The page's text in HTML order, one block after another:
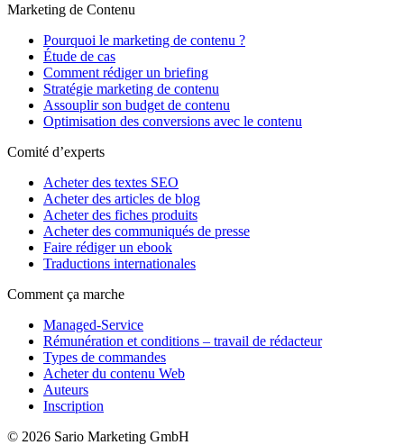
Marketing de Contenu
Pourquoi le marketing de contenu ?
Étude de cas
Comment rédiger un briefing
Stratégie marketing de contenu
Assouplir son budget de contenu
Optimisation des conversions avec le contenu
Comité d’experts
Acheter des textes SEO
Acheter des articles de blog
Acheter des fiches produits
Acheter des communiqués de presse
Faire rédiger un ebook
Traductions internationales
Comment ça marche
Managed-Service
Rémunération et conditions – travail de rédacteur
Types de commandes
Acheter du contenu Web
Auteurs
Inscription
© 2026 Sario Marketing GmbH